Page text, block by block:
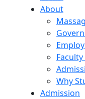
About
Why
Admission